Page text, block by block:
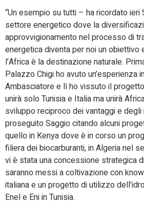
“Un esempio su tutti – ha ricordato ieri
settore energetico dove la
approvvigionamento nel processo di
energetica diventa per noi un obiettivo
l’Africa è la destinazione naturale.
Palazzo Chigi ho avuto un’esperienza
Ambasciatore e lì ho vissuto il
unirà solo Tunisia e Italia ma unirà
sviluppo reciproco dei vantaggi e degli
proseguito Saggio citando alcuni
quello in Kenya dove è in corso un
filiera dei biocarburanti, in Algeria nel
vi è stata una concessione strategica
saranno messi a coltivazione con
italiana e un progetto di utilizzo
Enel e Eni in Tunisia.